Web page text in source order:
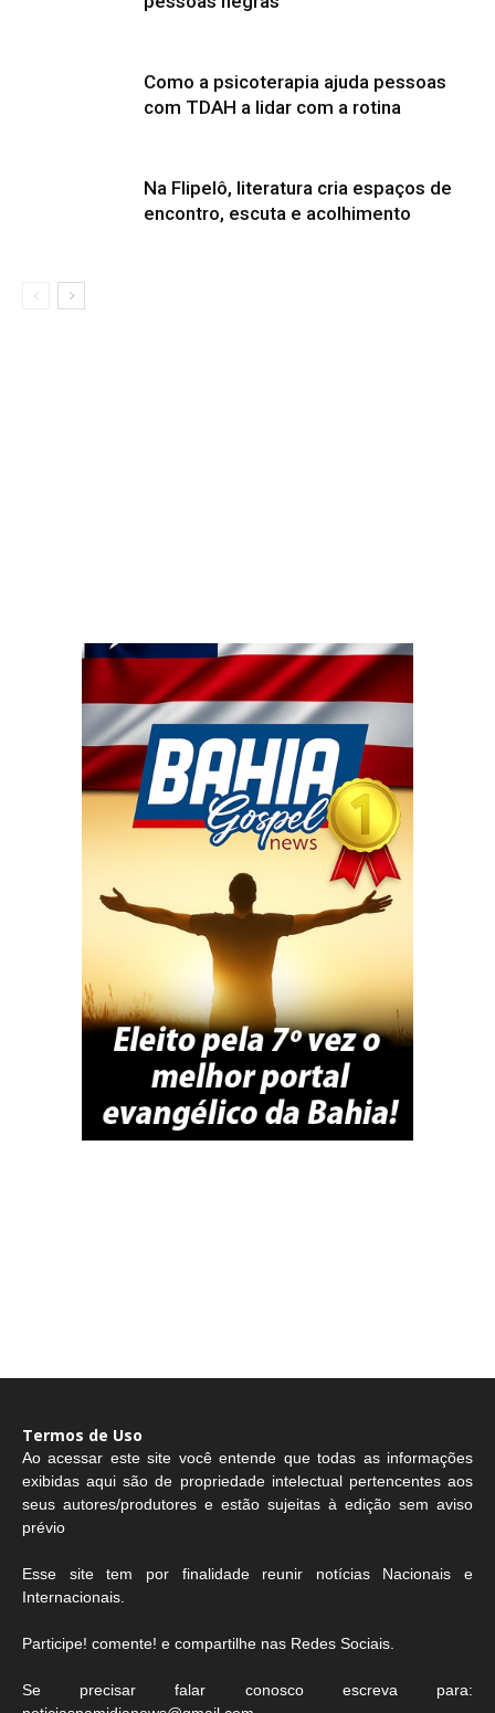
Como a psicoterapia ajuda pessoas
com TDAH a lidar com a rotina
Na Flipelô, literatura cria espaços de
encontro, escuta e acolhimento
Termos de Uso
Ao acessar este site você entende que todas as informações
exibidas aqui são de propriedade intelectual pertencentes aos
seus autores/produtores e estão sujeitas à edição sem aviso
prévio
Esse site tem por finalidade reunir notícias Nacionais e
Internacionais.
Participe! comente! e compartilhe nas Redes Sociais.
Se precisar falar conosco escreva para: